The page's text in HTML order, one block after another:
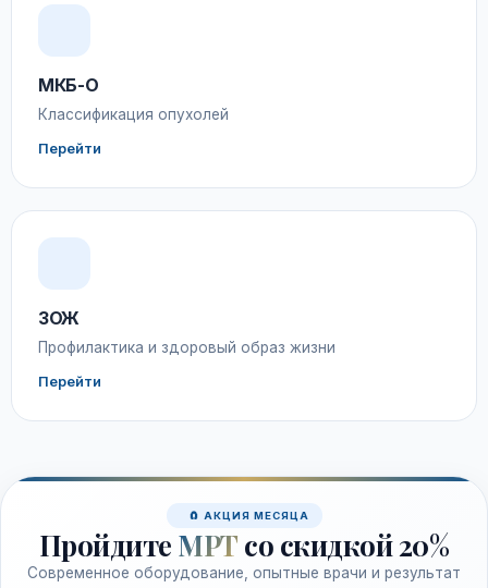
МКБ-О
Классификация опухолей
Перейти
ЗОЖ
Профилактика и здоровый образ жизни
Перейти
🧲 АКЦИЯ МЕСЯЦА
Пройдите МРТ со скидкой 20%
Современное оборудование, опытные врачи и результат